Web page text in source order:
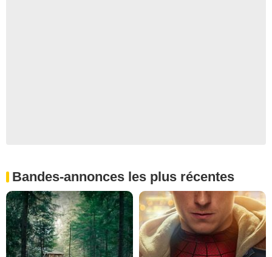
Bandes-annonces les plus récentes